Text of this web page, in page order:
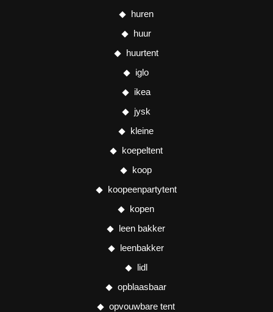
huren
huur
huurtent
iglo
ikea
jysk
kleine
koepeltent
koop
koopeenpartytent
kopen
leen bakker
leenbakker
lidl
opblaasbaar
opvouwbare tent